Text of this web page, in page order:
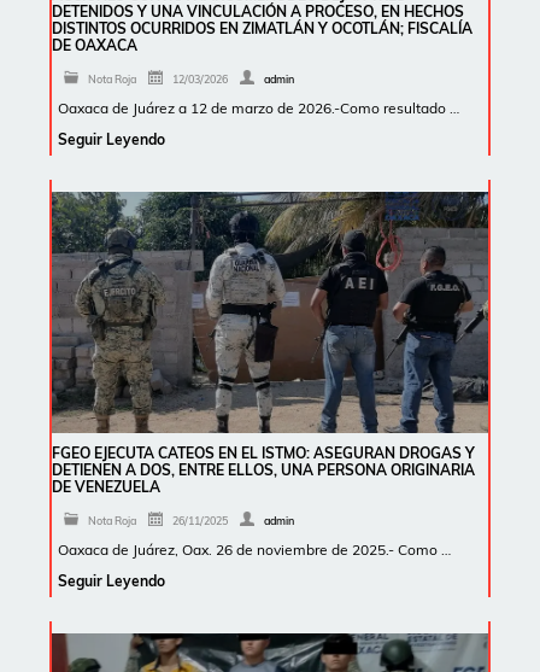
DETENIDOS Y UNA VINCULACIÓN A PROCESO, EN HECHOS
DISTINTOS OCURRIDOS EN ZIMATLÁN Y OCOTLÁN; FISCALÍA
DE OAXACA
Nota Roja 12/03/2026 admin
Oaxaca de Juárez a 12 de marzo de 2026.-Como resultado …
Seguir Leyendo
FGEO EJECUTA CATEOS EN EL ISTMO: ASEGURAN DROGAS Y
DETIENEN A DOS, ENTRE ELLOS, UNA PERSONA ORIGINARIA
DE VENEZUELA
Nota Roja 26/11/2025 admin
Oaxaca de Juárez, Oax. 26 de noviembre de 2025.- Como …
Seguir Leyendo